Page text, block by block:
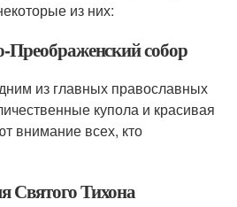
из них:
Преображенский собор
из главных православных
купола и красивая
внимание всех, кто
Святого Тихона